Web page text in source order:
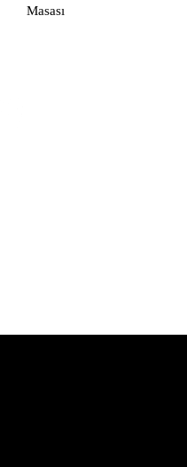
Masası